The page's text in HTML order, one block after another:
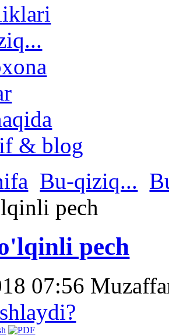
& blog
Bu-qiziq...
pech
pech
07:56